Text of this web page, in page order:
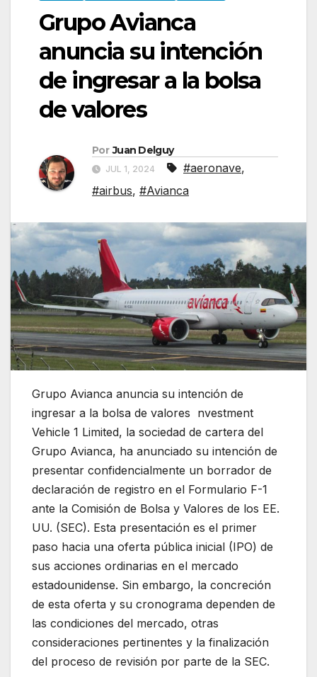
Grupo Avianca
anuncia su intención
de ingresar a la bolsa
de valores
Por Juan Delguy
JUL 1, 2024 #aeronave,
#airbus, #Avianca
Grupo Avianca anuncia su intención de
ingresar a la bolsa de valores nvestment
Vehicle 1 Limited, la sociedad de cartera del
Grupo Avianca, ha anunciado su intención de
presentar confidencialmente un borrador de
declaración de registro en el Formulario F-1
ante la Comisión de Bolsa y Valores de los EE.
UU. (SEC). Esta presentación es el primer
paso hacia una oferta pública inicial (IPO) de
sus acciones ordinarias en el mercado
estadounidense. Sin embargo, la concreción
de esta oferta y su cronograma dependen de
las condiciones del mercado, otras
consideraciones pertinentes y la finalización
del proceso de revisión por parte de la SEC.